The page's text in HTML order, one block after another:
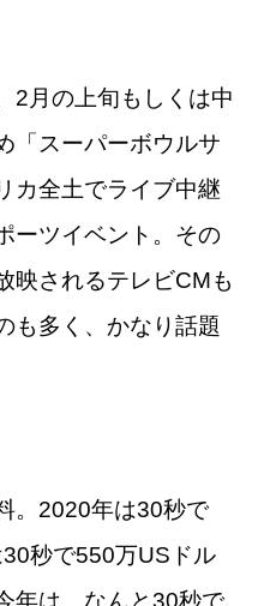
2月の上旬もしくは中
「スーパーボウルサ
カ全土でライブ中継
ーツイベント。その
映されるテレビCMも
も多く、かなり話題
。2020年は30秒で
秒で550万USドル
年は、なんと30秒で